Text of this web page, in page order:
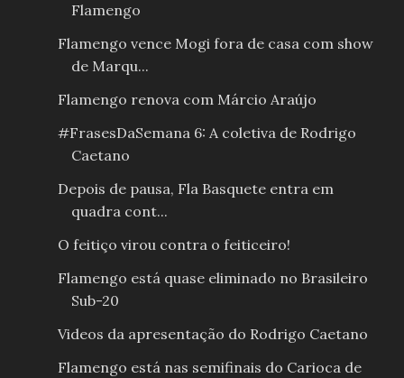
Flamengo
Flamengo vence Mogi fora de casa com show
de Marqu...
Flamengo renova com Márcio Araújo
#FrasesDaSemana 6: A coletiva de Rodrigo
Caetano
Depois de pausa, Fla Basquete entra em
quadra cont...
O feitiço virou contra o feiticeiro!
Flamengo está quase eliminado no Brasileiro
Sub-20
Videos da apresentação do Rodrigo Caetano
Flamengo está nas semifinais do Carioca de